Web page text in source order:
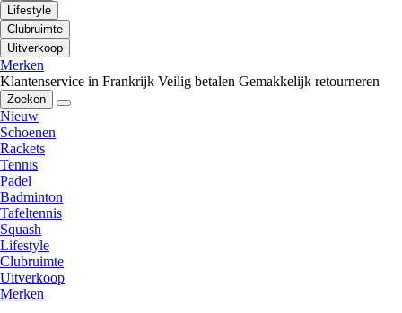
Lifestyle
Clubruimte
Uitverkoop
Merken
Klantenservice in Frankrijk Veilig betalen Gemakkelijk retourneren
Zoeken
Nieuw
Schoenen
Rackets
Tennis
Padel
Badminton
Tafeltennis
Squash
Lifestyle
Clubruimte
Uitverkoop
Merken